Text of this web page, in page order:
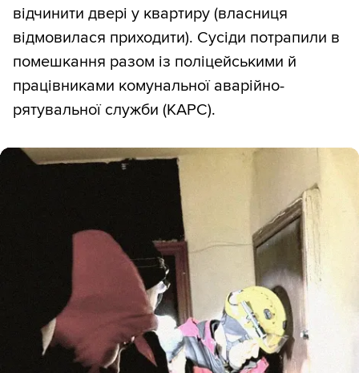
відчинити двері у квартиру (власниця
відмовилася приходити). Сусіди потрапили в
помешкання разом із поліцейськими й
працівниками комунальної аварійно-
рятувальної служби (КАРС).